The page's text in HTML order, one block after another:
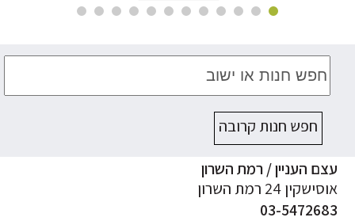
חפש חנות קרובה
העניין / רמת השרון
24 רמת השרון
03-